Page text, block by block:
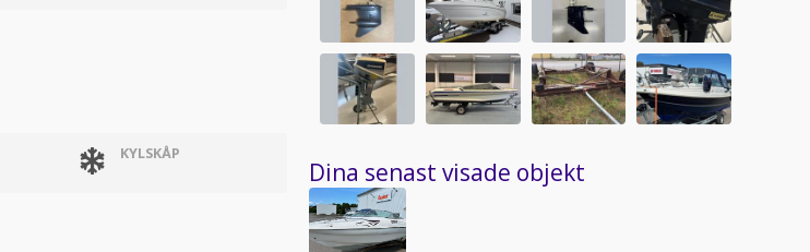
KYLSKÅP
Dina senast visade objekt